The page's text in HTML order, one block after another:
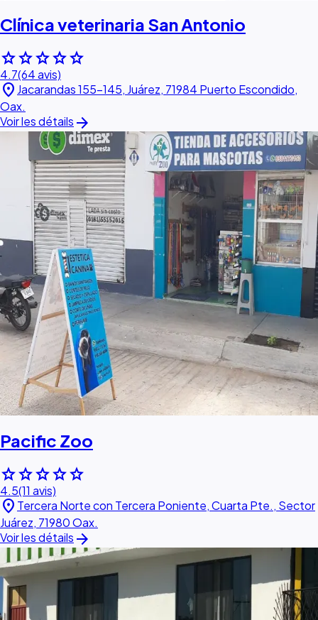
Clínica veterinaria San Antonio
starstarstarstarstar
4.7(64 avis)
location_on Jacarandas 155-145, Juárez, 71984 Puerto Escondido,
Oax.
Voir les détails arrow_forward
Pacific Zoo
starstarstarstarstar
4.5(11 avis)
location_on Tercera Norte con Tercera Poniente, Cuarta Pte., Sector
Juárez, 71980 Oax.
Voir les détails arrow_forward